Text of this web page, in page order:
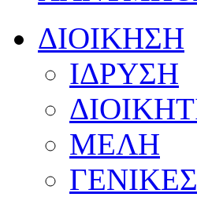
ΔΙΟΙΚΗΣΗ
ΙΔΡΥΣΗ
ΜΕΛΗ